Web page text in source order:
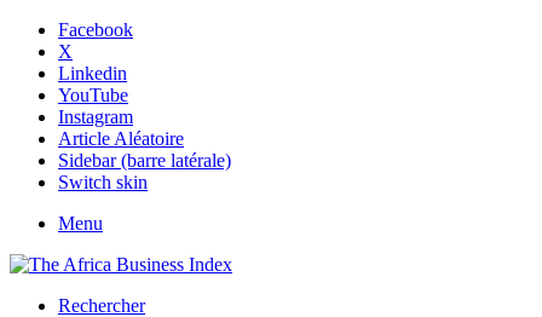
Facebook
X
Linkedin
YouTube
Instagram
Article Aléatoire
Sidebar (barre latérale)
Switch skin
Menu
Rechercher